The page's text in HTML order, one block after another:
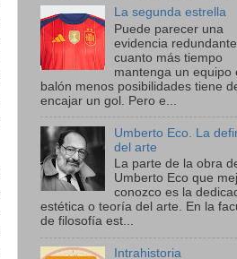
La segunda estrella
Puede parecer una
evidencia
cuanto más tiempo
mantenga un equipo
balón menos posibilidades tiene
encajar un gol. Pero e...
Umberto Eco. La
del arte
La parte de la obra
Umberto Eco que
conozco es la
estética o teoría del arte. En la
de filosofía est...
Intrahistoria